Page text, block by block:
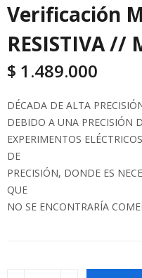
Verificación
RESISTIVA //
$ 1.489.000
DÉCADA DE ALTA
DEBIDO A UNA PRECISIÓN
EXPERIMENTOS
DE
PRECISIÓN, DONDE ES
QUE
NO SE ENCONTRARÍA